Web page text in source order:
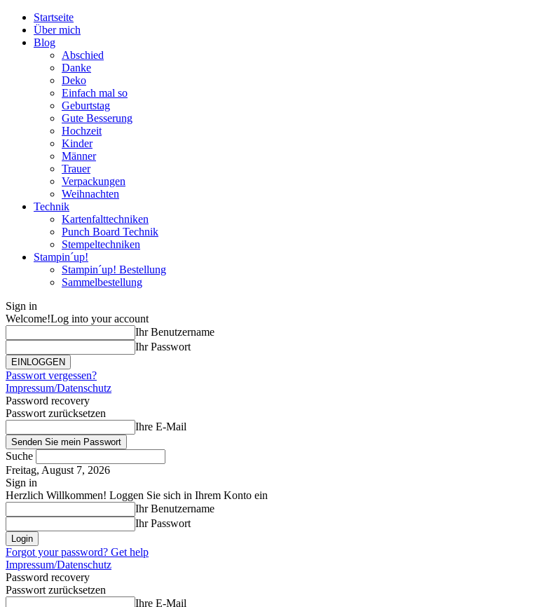
Startseite
Über mich
Blog
Abschied
Danke
Deko
Einfach mal so
Geburtstag
Gute Besserung
Hochzeit
Kinder
Männer
Trauer
Verpackungen
Weihnachten
Technik
Kartenfalttechniken
Punch Board Technik
Stempeltechniken
Stampin´up!
Stampin´up! Bestellung
Sammelbestellung
Sign in
Welcome!Log into your account
Ihr Benutzername
Ihr Passwort
Passwort vergessen?
Impressum/Datenschutz
Password recovery
Passwort zurücksetzen
Ihre E-Mail
Suche
Freitag, August 7, 2026
Sign in
Herzlich Willkommen! Loggen Sie sich in Ihrem Konto ein
Ihr Benutzername
Ihr Passwort
Forgot your password? Get help
Impressum/Datenschutz
Password recovery
Passwort zurücksetzen
Ihre E-Mail